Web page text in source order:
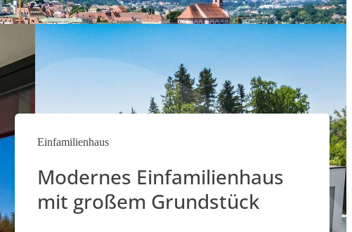
Einfamilienhaus
Modernes Einfamilienhaus
mit großem Grundstück